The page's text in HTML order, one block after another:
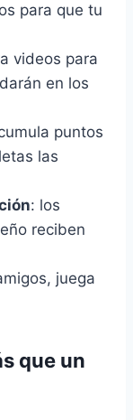
para que tu
videos para
en los
puntos
las
: los
reciben
juega
que un